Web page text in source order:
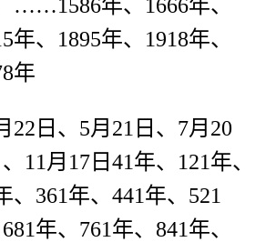
……1586年、1666年、
年、1895年、1918年、
年
22日、5月21日、7月20
11月17日41年、121年、
、361年、441年、521
年、761年、841年、